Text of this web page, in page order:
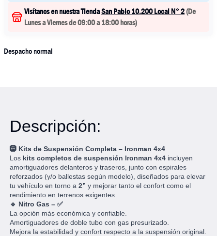
Visítanos en nuestra TiendaSan Pablo 10.200 Local N° 2(De
Lunes a Viernes de 09:00 a 18:00 horas)
Despacho normal
Descripción:
🛞 Kits de Suspensión Completa – Ironman 4x4
Los kits completos de suspensión Ironman 4x4 incluyen
amortiguadores delanteros y traseros, junto con espirales
reforzados (y/o ballestas según modelo), diseñados para elevar
tu vehículo en torno a 2” y mejorar tanto el confort como el
rendimiento en terrenos exigentes.
🔹 Nitro Gas – ✅
La opción más económica y confiable.
Amortiguadores de doble tubo con gas presurizado.
Mejora la estabilidad y confort respecto a la suspensión original.